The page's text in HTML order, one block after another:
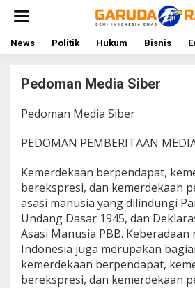
t
News Politik Hukum Bisnis
Pedoman Media Siber
N
E
M
B
E
2
0
2
O
L
E
Pedoman Media Siber
PEDOMAN PEMBERITAAN
Kemerdekaan berpendapat,
berekspresi, dan kemerdekaan
asasi manusia yang dilindungi
Undang Dasar 1945, dan
Asasi Manusia PBB. Keberadaan
Indonesia juga merupakan
kemerdekaan berpendapat,
berekspresi, dan kemerdekaan